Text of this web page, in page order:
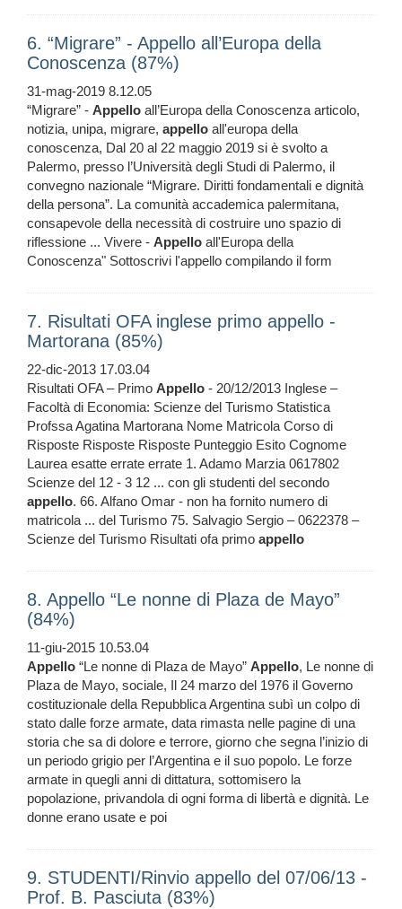
6. “Migrare” - Appello all’Europa della
Conoscenza (87%)
31-mag-2019 8.12.05
“Migrare” - Appello all’Europa della Conoscenza articolo,
notizia, unipa, migrare, appello all'europa della
conoscenza, Dal 20 al 22 maggio 2019 si è svolto a
Palermo, presso l’Università degli Studi di Palermo, il
convegno nazionale “Migrare. Diritti fondamentali e dignità
della persona”. La comunità accademica palermitana,
consapevole della necessità di costruire uno spazio di
riflessione ... Vivere - Appello all'Europa della
Conoscenza" Sottoscrivi l'appello compilando il form
7. Risultati OFA inglese primo appello -
Martorana (85%)
22-dic-2013 17.03.04
Risultati OFA – Primo Appello - 20/12/2013 Inglese –
Facoltà di Economia: Scienze del Turismo Statistica
Profssa Agatina Martorana Nome Matricola Corso di
Risposte Risposte Risposte Punteggio Esito Cognome
Laurea esatte errate errate 1. Adamo Marzia 0617802
Scienze del 12 - 3 12 ... con gli studenti del secondo
appello. 66. Alfano Omar - non ha fornito numero di
matricola ... del Turismo 75. Salvagio Sergio – 0622378 –
Scienze del Turismo Risultati ofa primo appello
8. Appello “Le nonne di Plaza de Mayo”
(84%)
11-giu-2015 10.53.04
Appello “Le nonne di Plaza de Mayo” Appello, Le nonne di
Plaza de Mayo, sociale, Il 24 marzo del 1976 il Governo
costituzionale della Repubblica Argentina subì un colpo di
stato dalle forze armate, data rimasta nelle pagine di una
storia che sa di dolore e terrore, giorno che segna l’inizio di
un periodo grigio per l’Argentina e il suo popolo. Le forze
armate in quegli anni di dittatura, sottomisero la
popolazione, privandola di ogni forma di libertà e dignità. Le
donne erano usate e poi
9. STUDENTI/Rinvio appello del 07/06/13 -
Prof. B. Pasciuta (83%)